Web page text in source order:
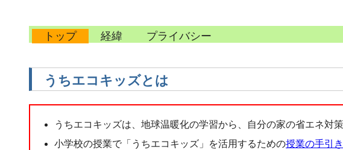
トップ 経緯 プライバシー
うちエコキッズとは
うちエコキッズは、地球温暖化の学習から、自分の家の省エネ対
小学校の授業で「うちエコキッズ」を活用するための授業の手引